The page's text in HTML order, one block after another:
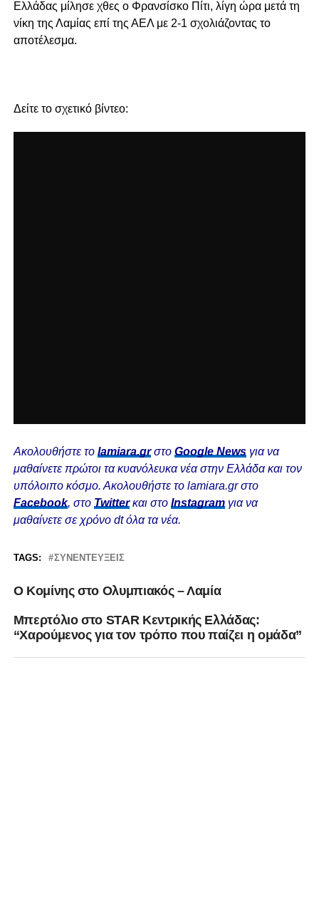
Ελλάδας μίλησε χθες ο Φρανσίσκο Πίτι, λίγη ώρα μετά τη
νίκη της Λαμίας επί της ΑΕΛ με 2-1 σχολιάζοντας το
αποτέλεσμα.
Δείτε το σχετικό βίντεο:
Ακολουθήστε το lamiara.grστο Google Newsγια να
μαθαίνετε πρώτοι τα κυανόλευκα νέα στην Ελλάδα και τον
υπόλοιπο κόσμο. Ακολουθήστε το lamiara.gr στο
Facebook, στο Twitterκαι στο Instagram για να
μαθαίνετε σε χρόνο dt όλα τα νέα.
TAGS: ΣΥΝΕΝΤΕΎΞΕΙΣ
Ο Κομίνης στο Ολυμπιακός – Λαμία
Mπερτόλιο στο STAR Kεντρικής Ελλάδας:
“Χαρούμενος για τον τρόπο που παίζει η ομάδα”